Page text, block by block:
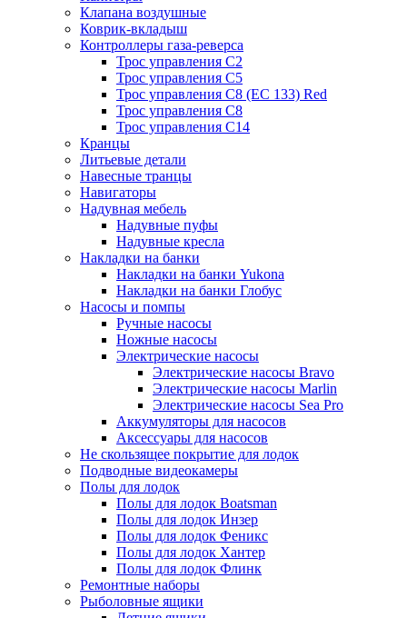
Клапана воздушные
Коврик-вкладыш
Контроллеры газа-реверса
Трос управления C2
Трос управления C5
Трос управления C8 (ЕС 133) Red
Трос управления C8
Трос управления C14
Кранцы
Литьевые детали
Навесные транцы
Навигаторы
Надувная мебель
Надувные пуфы
Надувные кресла
Накладки на банки
Накладки на банки Yukona
Накладки на банки Глобус
Насосы и помпы
Ручные насосы
Ножные насосы
Электрические насосы
Электрические насосы Bravo
Электрические насосы Marlin
Электрические насосы Sea Pro
Аккумуляторы для насосов
Аксессуары для насосов
Не скользящее покрытие для лодок
Подводные видеокамеры
Полы для лодок
Полы для лодок Boatsman
Полы для лодок Инзер
Полы для лодок Феникс
Полы для лодок Хантер
Полы для лодок Флинк
Ремонтные наборы
Рыболовные ящики